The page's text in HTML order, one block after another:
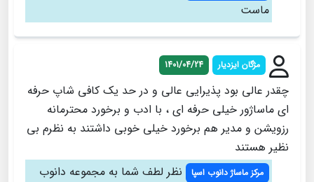
ماست
مژگان ایزدیار 1401/04/24
چقدر عالی بود پذیرایی عالی و در حد یک کافی شاپ حرفه
ای ماساژور خیلی حرفه ای ، با ادب و برخورد محترمانه
رزویشن و مدیر هم برخورد خیلی خوبی داشتند به نظرم بی
نظیر هستند
مرکز ماساژ دانوب اسپا
نظر لطف شما به مجموعه دانوب